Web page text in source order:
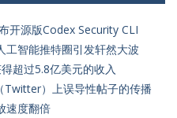
开源版Codex Security CLI
工智能推特圈引发轩然大波
超过5.8亿美元的收入
Twitter）上误导性帖子的传播
速度翻倍